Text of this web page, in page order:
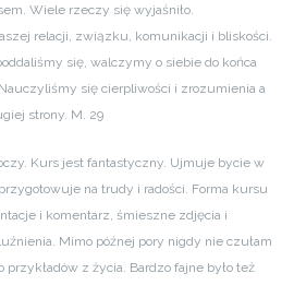
Wiele rzeczy się wyjaśniło.
relacji, związku, komunikacji i bliskości.
się, walczymy o siebie do końca
się cierpliwości i zrozumienia a
strony. M. 29
Kurs jest fantastyczny. Ujmuje bycie w
na trudy i radości. Forma kursu
i komentarz, śmieszne zdjęcia i
Mimo późnej pory nigdy nie czułam
przykładów z życia. Bardzo fajne było też